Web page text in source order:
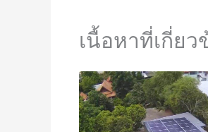
เนื้อหาที่เกี่ยว